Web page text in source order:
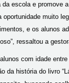
escola e promove
oportunidade muito
e os alunos
ressaltou a
com idade
da história do livro